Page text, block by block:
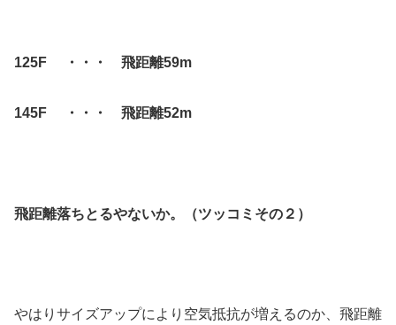
125F ・・・ 飛距離59m
145F ・・・ 飛距離52m
飛距離落ちとるやないか。（ツッコミその２）
やはりサイズアップにより空気抵抗が増えるのか、飛距離